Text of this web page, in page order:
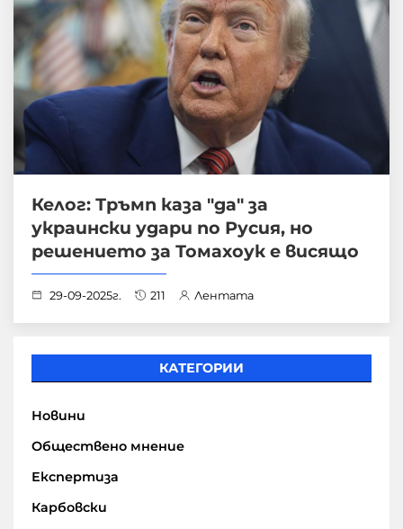
Келог: Тръмп каза "да" за
украински удари по Русия, но
решението за Томахоук е висящо
29-09-2025г. 211 Лентата
КАТЕГОРИИ
Новини
Обществено мнение
Експертиза
Карбовски